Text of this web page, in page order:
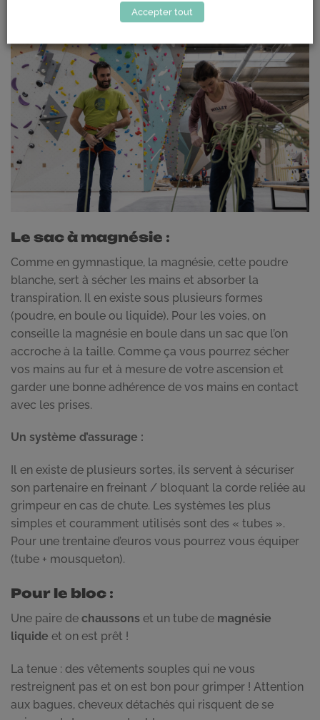
Le sac à magnésie :
Comme en gymnastique, la magnésie, cette poudre
blanche, sert à sécher les mains et absorber la
transpiration. Il en existe sous plusieurs formes
(poudre, en boule ou liquide). Pour les voies, on
conseille la magnésie en boule dans un sac que l’on
accroche à la taille. Comme ça vous pourrez sécher
vos mains au fur et à mesure de votre ascension et
garder une bonne adhérence de vos mains en contact
avec les prises.
Un système d’assurage :
Il en existe de plusieurs sortes, ils servent à sécuriser
son partenaire en freinant / bloquant la corde reliée au
grimpeur en cas de chute. Les systèmes les plus
simples et couramment utilisés sont des « tubes ».
Pour une trentaine d’euros vous pourrez vous équiper
(tube + mousqueton).
Pour le bloc :
Une paire de chaussons et un tube de magnésie
liquide et on est prêt !
La tenue : des vêtements souples qui ne vous
restreignent pas et on est bon pour grimper ! Attention
aux bagues, cheveux détachés qui risquent de se
Accepter tout